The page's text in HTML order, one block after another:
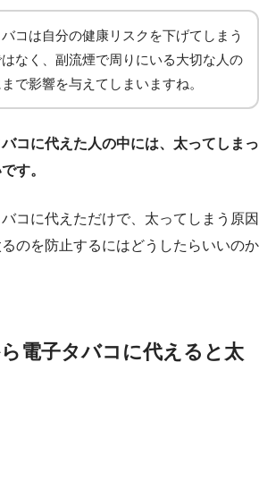
コは自分の健康リスクを下げてしまう
なく、副流煙で周りにいる大切な人の
で影響を与えてしまいますね。
コに代えた人の中には、太ってしまっ
す。
コに代えただけで、太ってしまう原因
のを防止するにはどうしたらいいのか
電子タバコに代えると太